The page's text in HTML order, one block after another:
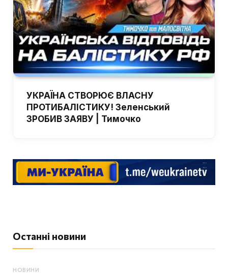
УКРАЇНА СТВОРЮЄ ВЛАСНУ
ПРОТИБАЛІСТИКУ! Зеленський
ЗРОБИВ ЗАЯВУ | Тимочко
Останні новини
НОВИНИ